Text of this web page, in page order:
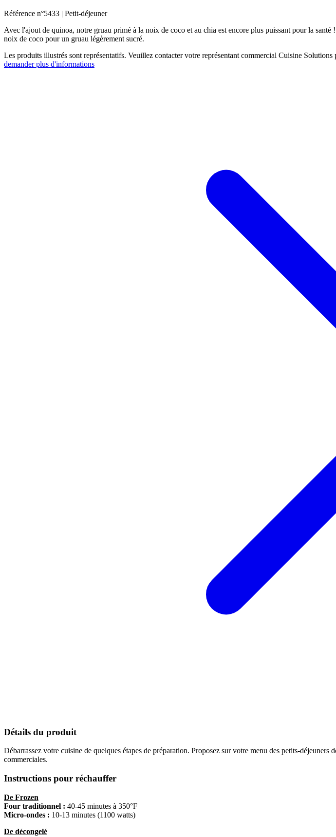
Référence n°5433 | Petit-déjeuner
Avec l'ajout de quinoa, notre gruau primé à la noix de coco et au chia est encore plus puissant pour la
noix de coco pour un gruau légèrement sucré.
Les produits illustrés sont représentatifs. Veuillez contacter votre représentant commercial Cuisine
demander plus d'informations
Détails du produit
Débarrassez votre cuisine de quelques étapes de préparation. Proposez sur votre menu des petits-
commerciales.
Instructions pour réchauffer
De Frozen
Four traditionnel : 40-45 minutes à 350°F
Micro-ondes : 10-13 minutes (1100 watts)
De décongelé